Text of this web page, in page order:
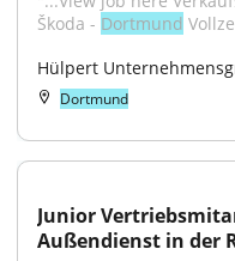
Škoda - Dortmund
Hülpert
Dortmund
Junior
Außendienst in der